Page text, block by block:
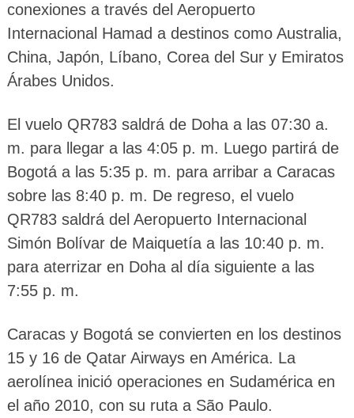
conexiones a través del Aeropuerto
Internacional Hamad a destinos como Australia,
China, Japón, Líbano, Corea del Sur y Emiratos
Árabes Unidos.
El vuelo QR783 saldrá de Doha a las 07:30 a.
m. para llegar a las 4:05 p. m. Luego partirá de
Bogotá a las 5:35 p. m. para arribar a Caracas
sobre las 8:40 p. m. De regreso, el vuelo
QR783 saldrá del Aeropuerto Internacional
Simón Bolívar de Maiquetía a las 10:40 p. m.
para aterrizar en Doha al día siguiente a las
7:55 p. m.
Caracas y Bogotá se convierten en los destinos
15 y 16 de Qatar Airways en América. La
aerolínea inició operaciones en Sudamérica en
el año 2010, con su ruta a São Paulo.